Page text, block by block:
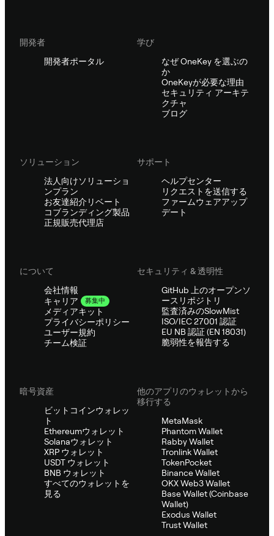
開発者
開発者ポータル
学び
なぜ OneKey を選ぶの
か
OneKeyが必要な理由
セキュリティ アーキテ
クチャ
ブログ
ソリューション
法人向けソリューショ
ンプラン
お友達紹介リベート
コブランディング製品
正規販売代理店
サポート
ヘルプセンター
リクエストを送信する
ファームウェアアップ
デート
について
会社情報
キャリア
募集中
メディアキット
プライバシーポリシー
ユーザー規約
チーム検証
セキュリティ & 透明性
GitHub 上のオープンソ
ースリポジトリ
監査済みのSlowMist
ISO/IEC 27001 認証
EU NB 認証 (EN 18031)
脆弱性を報告する
暗号資産
ビットコインウォレッ
ト
Ethereumウォレット
Solanaウォレット
XRP ウォレット
USDT ウォレット
BNB ウォレット
すべてのウォレットを
見る
他のアプリのウォレットから
移行する
MetaMask
Phantom Wallet
Rabby Wallet
Tronlink Wallet
TokenPocket
Binance Wallet
OKX Web3 Wallet
Base Wallet (Coinbase
Wallet)
Exodus Wallet
Trust Wallet